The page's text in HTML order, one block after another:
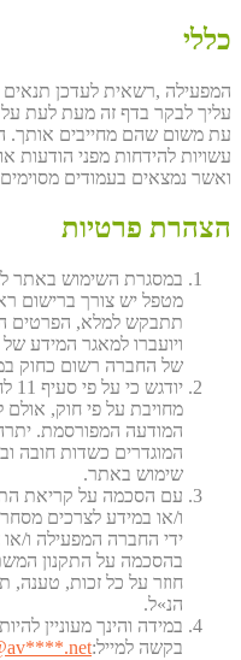
כללי
המפעילה ,רשאית לעדכן תנאים
עליך לבקר בדף זה מעת לעת
עת משום שהם מחייבים אותך.
עשויות להידחות מפני הודעות
ואשר נמצאים בעמודים
הצהרת פרטיות
במסגרת השימוש באתר
מטפל יש צורך ברישום
תתבקש למלא, הפרטים
ויועברו למאגר המידע
של החברה רשום כחוק
מחויבת על פי חוק, אולם
המודעה המפורסמת.
המוגדרים כשדות חובה
שימוש באתר.
עם הסכמה על קריאת
ו/או במידע לצרכים
ידי החברה המפעילה ו/
בהסכמה על התקנון
חוזר על כל זכות, טענה,
הנ»ל.
במידה והינך מעוניין
בקשה למייל:et